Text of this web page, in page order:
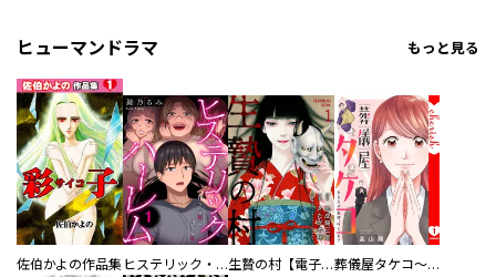
ヒューマンドラマ もっと見る
佐伯かよの作品集 ヒステリック・ハーレム～搾られる男と堕ちる女～【電子単行本版】 生贄の村【電子単行本版】 葬儀屋タケコ～あなたの最期、叶えます【電子単行本版】